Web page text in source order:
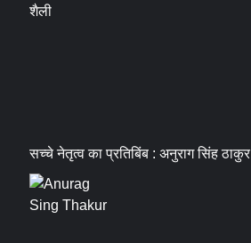
शैली
सच्चे नेतृत्व का प्रतिबिंब : अनुराग सिंह ठाकुर